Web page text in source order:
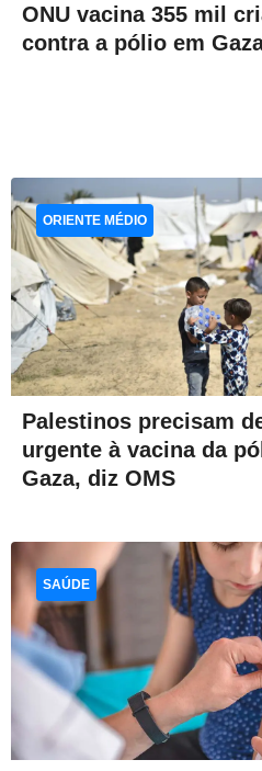
ONU vacina 355 mil
contra a pólio em
Palestinos precisam
urgente à vacina da
Gaza, diz OMS
ORIENTE MÉDIO
SAÚDE